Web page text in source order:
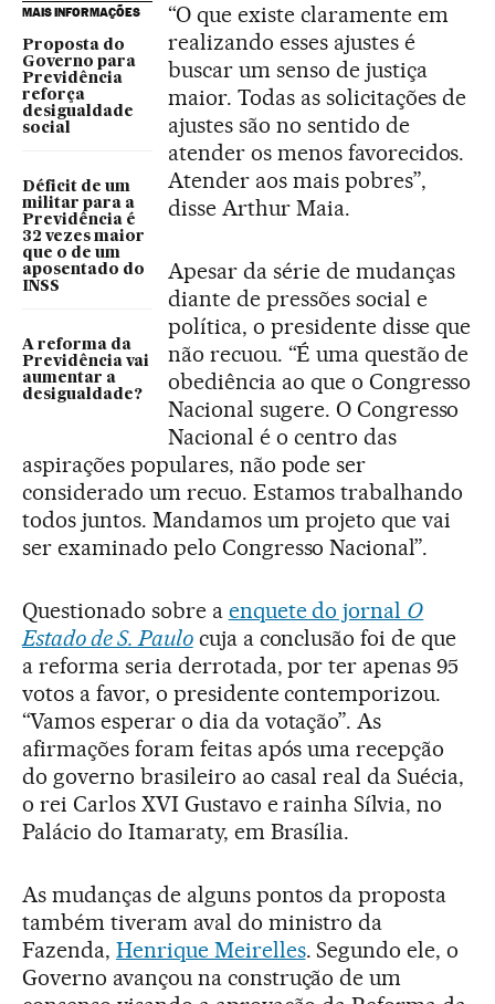
MAIS INFORMAÇÕES
Proposta do
Governo para
Previdência
reforça
desigualdade
social
Déficit de um
militar para a
Previdência é
32 vezes maior
que o de um
aposentado do
INSS
A reforma da
Previdência vai
aumentar a
desigualdade?
“O que existe claramente em
realizando esses ajustes é
buscar um senso de justiça
maior. Todas as solicitações de
ajustes são no sentido de
atender os menos favorecidos.
Atender aos mais pobres”,
disse Arthur Maia.
Apesar da série de mudanças
diante de pressões social e
política, o presidente disse que
não recuou. “É uma questão de
obediência ao que o Congresso
Nacional sugere. O Congresso
Nacional é o centro das
aspirações populares, não pode ser
considerado um recuo. Estamos trabalhando
todos juntos. Mandamos um projeto que vai
ser examinado pelo Congresso Nacional”.
Questionado sobre a enquete do jornal O
Estado de S. Paulocuja a conclusão foi de que
a reforma seria derrotada, por ter apenas 95
votos a favor, o presidente contemporizou.
“Vamos esperar o dia da votação”. As
afirmações foram feitas após uma recepção
do governo brasileiro ao casal real da Suécia,
o rei Carlos XVI Gustavo e rainha Sílvia, no
Palácio do Itamaraty, em Brasília.
As mudanças de alguns pontos da proposta
também tiveram aval do ministro da
Fazenda, Henrique Meirelles. Segundo ele, o
Governo avançou na construção de um